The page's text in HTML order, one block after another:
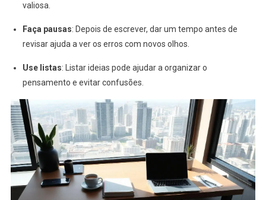
valiosa.
Faça pausas: Depois de escrever, dar um tempo antes de
revisar ajuda a ver os erros com novos olhos.
Use listas: Listar ideias pode ajudar a organizar o
pensamento e evitar confusões.